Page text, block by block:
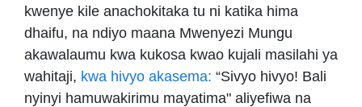
kwenye kile anachokitaka tu ni katika hima
dhaifu, na ndiyo maana Mwenyezi Mungu
akawalaumu kwa kukosa kwao kujali masilahi ya
wahitaji, kwa hivyo akasema: “Sivyo hivyo! Bali
nyinyi hamuwakirimu mayatima" aliyefiwa na